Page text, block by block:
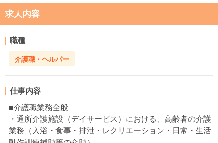
求人内容
職種
介護職・ヘルパー
仕事内容
■介護職業務全般
・通所介護施設（デイサービス）における、高齢者の介護
業務（入浴・食事・排泄・レクリエーション・日常・生活